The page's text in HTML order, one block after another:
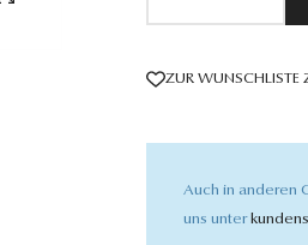
ZUR WUNSCHLISTE
Auch in anderen
uns unter